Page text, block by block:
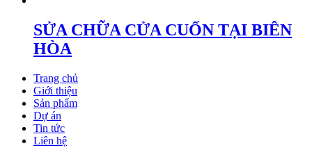
SỬA CHỮA CỬA CUỐN TẠI BIÊN
HÒA
Trang chủ
Giới thiệu
Sản phẩm
Dự án
Tin tức
Liên hệ